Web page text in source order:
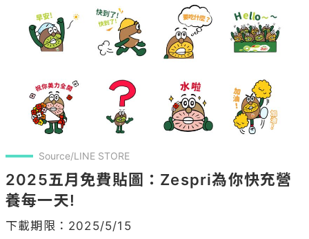
Source/LINE STORE
2025五月免費貼圖：Zespri為你快充營
養每一天!
下載期限：2025/5/15